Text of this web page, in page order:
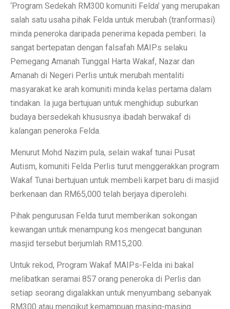
‘Program Sedekah RM300 komuniti Felda’ yang merupakan
salah satu usaha pihak Felda untuk merubah (tranformasi)
minda peneroka daripada penerima kepada pemberi. Ia
sangat bertepatan dengan falsafah MAIPs selaku
Pemegang Amanah Tunggal Harta Wakaf, Nazar dan
Amanah di Negeri Perlis untuk merubah mentaliti
masyarakat ke arah komuniti minda kelas pertama dalam
tindakan. Ia juga bertujuan untuk menghidup suburkan
budaya bersedekah khususnya ibadah berwakaf di
kalangan peneroka Felda.
Menurut Mohd Nazim pula, selain wakaf tunai Pusat
Autism, komuniti Felda Perlis turut menggerakkan program
Wakaf Tunai bertujuan untuk membeli karpet baru di masjid
berkenaan dan RM65,000 telah berjaya diperolehi.
Pihak pengurusan Felda turut memberikan sokongan
kewangan untuk menampung kos mengecat bangunan
masjid tersebut berjumlah RM15,200.
Untuk rekod, Program Wakaf MAIPs-Felda ini bakal
melibatkan seramai 857 orang peneroka di Perlis dan
setiap seorang digalakkan untuk menyumbang sebanyak
RM300 atau mengikut kemampuan masing-masing.